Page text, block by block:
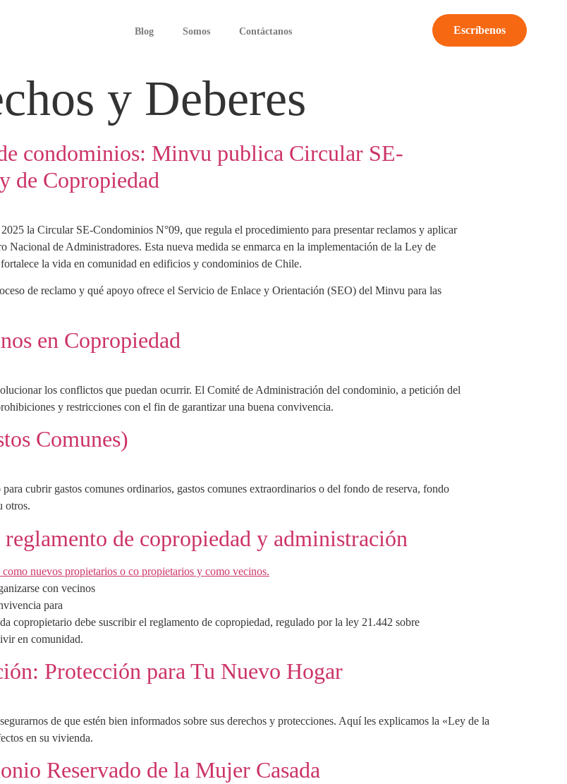
Blog Somos Contáctanos Escríbenos
y Deberes
condominios: Minvu publica Circular SE-
de Copropiedad
la Circular SE-Condominios N°09, que regula el procedimiento para presentar reclamos y aplicar
Nacional de Administradores. Esta nueva medida se enmarca en la implementación de la Ley de
la vida en comunidad en edificios y condominios de Chile.
de reclamo y qué apoyo ofrece el Servicio de Enlace y Orientación (SEO) del Minvu para las
en Copropiedad
los conflictos que puedan ocurrir. El Comité de Administración del condominio, a petición del
y restricciones con el fin de garantizar una buena convivencia.
Comunes)
cubrir gastos comunes ordinarios, gastos comunes extraordinarios o del fondo de reserva, fondo
otros.
de copropiedad y administración
con vecinos
para
copropietario debe suscribir el reglamento de copropiedad, regulado por la ley 21.442 sobre
en comunidad.
Protección para Tu Nuevo Hogar
de que estén bien informados sobre sus derechos y protecciones. Aquí les explicamos la «Ley de la
en su vivienda.
Reservado de la Mujer Casada